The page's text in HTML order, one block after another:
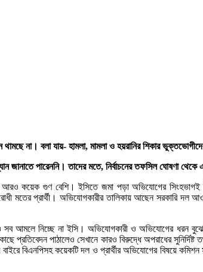
থামছে না। বলা যায়- হামলা, মামলা ও হয়রানির শিকার
জানাতে পারেননি। তাদের মতে, নির্বাচনের তফসিল ঘোষণা
আরও কয়েক গুণ বেশি। ইসিতে জমা পড়া অভিযোগের
মতের প্রার্থী। অভিযোগকারীর তালিকায় আছেন সরকারি
আমলে নিচ্ছে না ইসি। অভিযোগকারী ও অভিযোগের ধরন
প্রতিবেদন পাঠালেও সেখানে কারও বিরুদ্ধে অপরাধের
বিএনপিসহ কয়েকটি দল ও প্রার্থীর অভিযোগের বিষয়ে